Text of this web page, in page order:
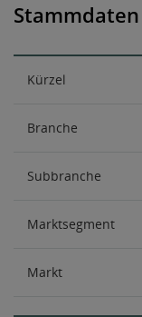
Stammdaten
Kürzel
Branche
Subbranche
Marktsegment
Markt